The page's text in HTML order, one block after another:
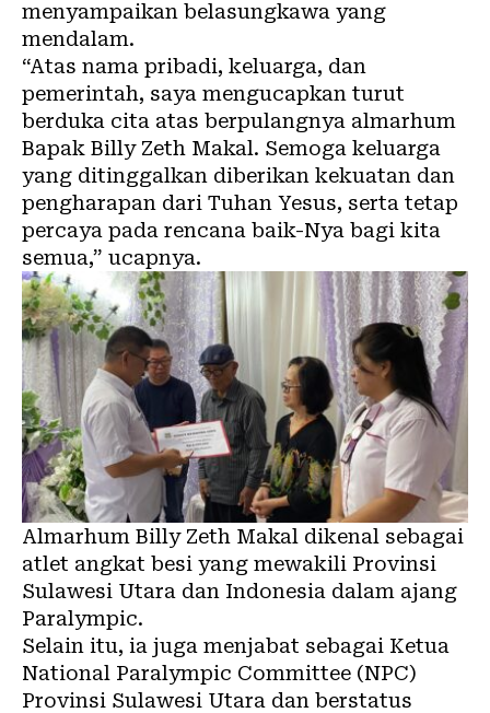
menyampaikan belasungkawa yang
mendalam.
“Atas nama pribadi, keluarga, dan
pemerintah, saya mengucapkan turut
berduka cita atas berpulangnya almarhum
Bapak Billy Zeth Makal. Semoga keluarga
yang ditinggalkan diberikan kekuatan dan
pengharapan dari Tuhan Yesus, serta tetap
percaya pada rencana baik-Nya bagi kita
semua,” ucapnya.
Almarhum Billy Zeth Makal dikenal sebagai
atlet angkat besi yang mewakili Provinsi
Sulawesi Utara dan Indonesia dalam ajang
Paralympic.
Selain itu, ia juga menjabat sebagai Ketua
National Paralympic Committee (NPC)
Provinsi Sulawesi Utara dan berstatus